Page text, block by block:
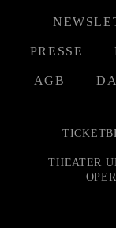
PRESSE
AGB
THEATER